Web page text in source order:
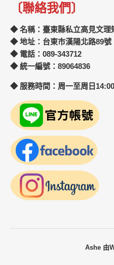
〔聯絡我們〕
◆ 名稱：臺東縣私立高見文理
◆ 地址：台東市漢陽北路89號
◆ 電話：089-343712
◆ 統一編號：89064836
◆ 服務時間：周一至周日
Ashe 由